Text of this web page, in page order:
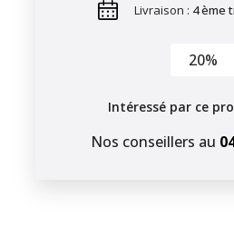
Livraison : 4 ème
20%
Intéressé par ce
Nos conseillers au